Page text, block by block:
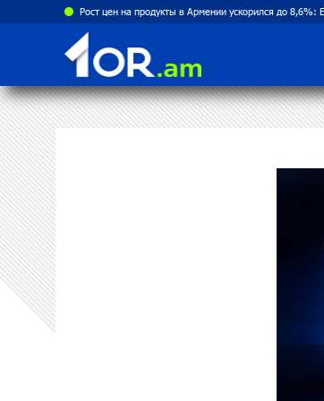
Рост цен на продукты в Армении ускорился до 8,6%: